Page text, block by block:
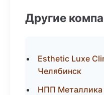
Другие
Esthetic Luxe
Челябинск
НПП Металлика